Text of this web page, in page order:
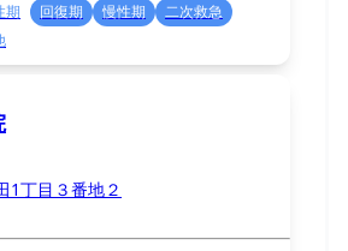
期 回復期 慢性期
二次救急
1丁目３番地２